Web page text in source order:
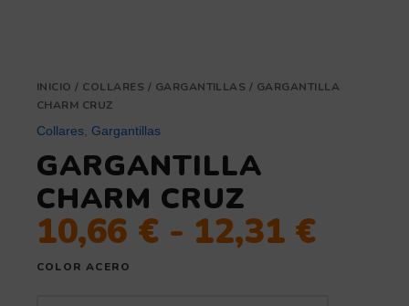
INICIO / COLLARES / GARGANTILLAS / GARGANTILLA
CHARM CRUZ
Collares, Gargantillas
GARGANTILLA
CHARM CRUZ
10,66 € - 12,31 €
COLOR ACERO